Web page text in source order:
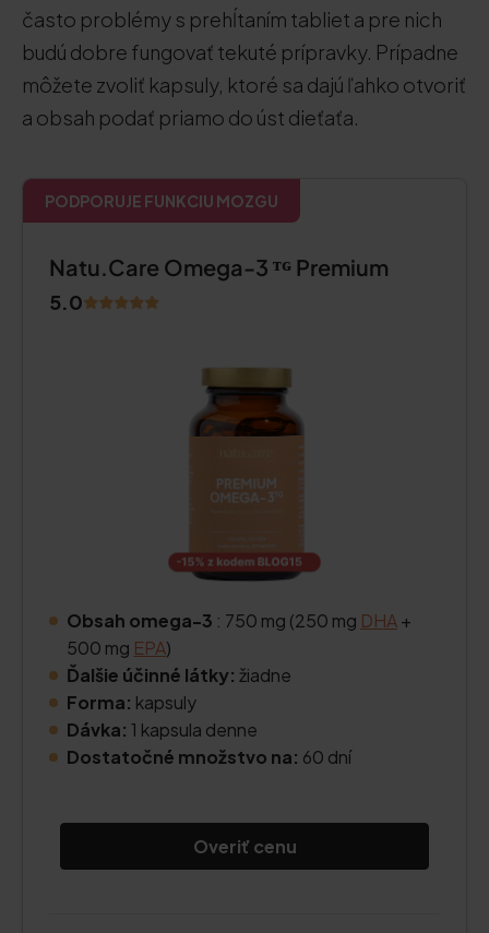
často problémy s prehĺtaním tabliet a pre nich
budú dobre fungovať tekuté prípravky. Prípadne
môžete zvoliť kapsuly, ktoré sa dajú ľahko otvoriť
a obsah podať priamo do úst dieťaťa.
PODPORUJE FUNKCIU MOZGU
Natu.Care Omega-3 ᵀᴳ Premium
5.0
Obsah omega-3 : 750 mg (250 mg DHA+
500 mg EPA)
Ďalšie účinné látky: žiadne
Forma: kapsuly
Dávka: 1 kapsula denne
Dostatočné množstvo na: 60 dní
Overiť cenu